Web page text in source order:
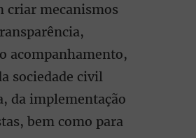
criar mecanismos
acompanhamento,
sociedade civil
da implementação
bem como para